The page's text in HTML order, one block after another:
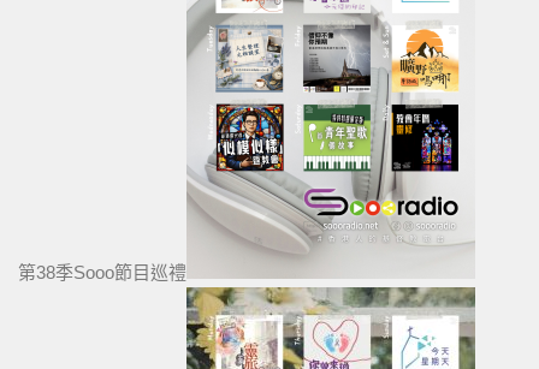
第38季Sooo節目巡禮